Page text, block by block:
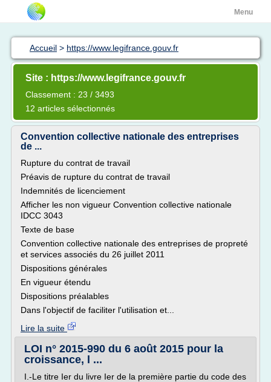
Menu
Accueil > https://www.legifrance.gouv.fr
Site : https://www.legifrance.gouv.fr
Classement : 23 / 3493
12 articles sélectionnés
Convention collective nationale des entreprises
de ...
Rupture du contrat de travail
Préavis de rupture du contrat de travail
Indemnités de licenciement
Afficher les non vigueur Convention collective nationale
IDCC 3043
Texte de base
Convention collective nationale des entreprises de propreté
et services associés du 26 juillet 2011
Dispositions générales
En vigueur étendu
Dispositions préalables
Dans l'objectif de faciliter l'utilisation et...
Lire la suite
LOI n° 2015-990 du 6 août 2015 pour la
croissance, l ...
I.-Le titre Ier du livre Ier de la première partie du code des